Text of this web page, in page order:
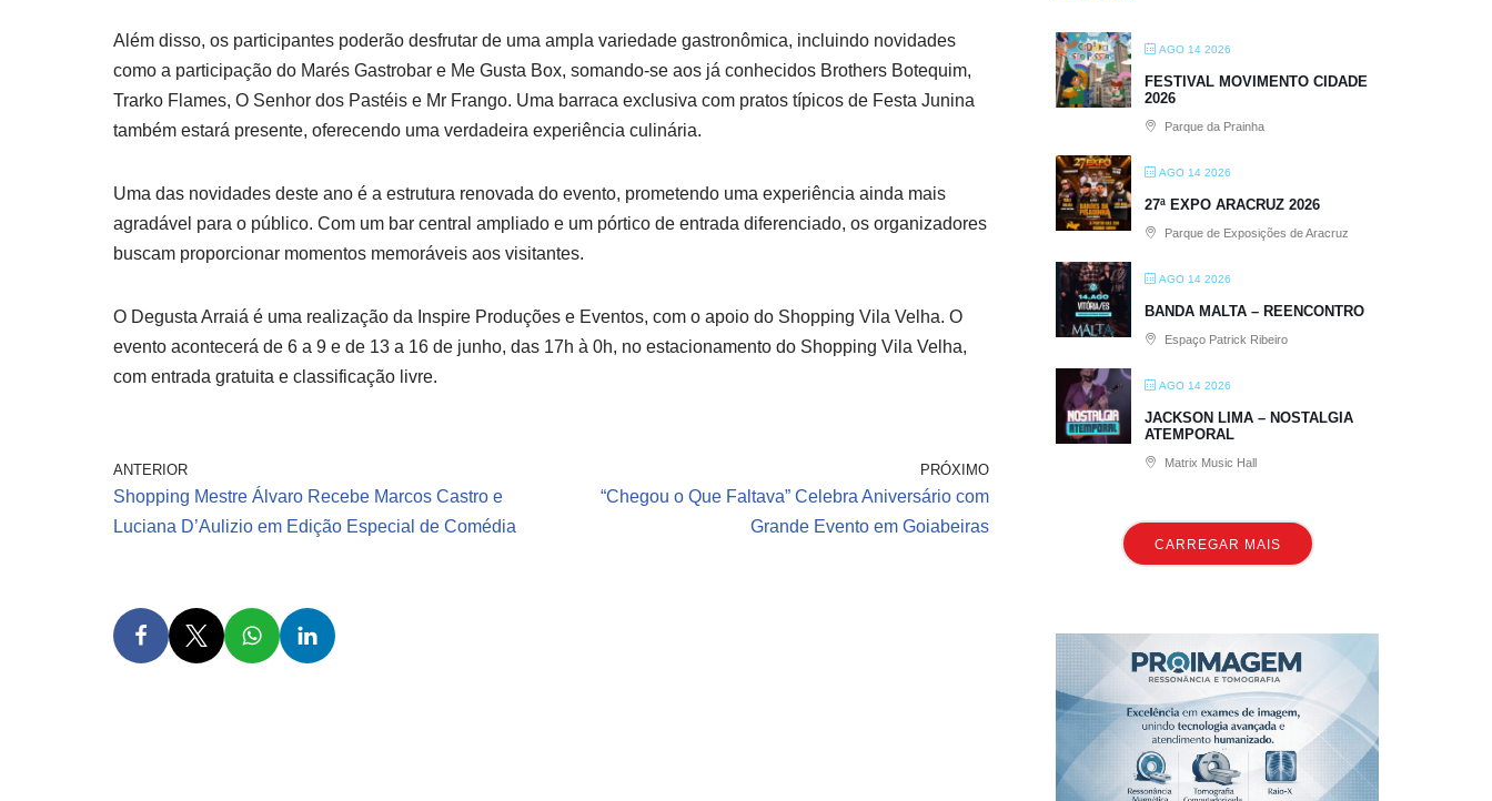
Além disso, os participantes poderão desfrutar de uma ampla variedade gastronômica, incluindo novidades
como a participação do Marés Gastrobar e Me Gusta Box, somando-se aos já conhecidos Brothers Botequim,
Trarko Flames, O Senhor dos Pastéis e Mr Frango. Uma barraca exclusiva com pratos típicos de Festa Junina
também estará presente, oferecendo uma verdadeira experiência culinária.
Uma das novidades deste ano é a estrutura renovada do evento, prometendo uma experiência ainda mais
agradável para o público. Com um bar central ampliado e um pórtico de entrada diferenciado, os organizadores
buscam proporcionar momentos memoráveis aos visitantes.
O Degusta Arraiá é uma realização da Inspire Produções e Eventos, com o apoio do Shopping Vila Velha. O
evento acontecerá de 6 a 9 e de 13 a 16 de junho, das 17h à 0h, no estacionamento do Shopping Vila Velha,
com entrada gratuita e classificação livre.
ANTERIOR
Shopping Mestre Álvaro Recebe Marcos Castro e
Luciana D’Aulizio em Edição Especial de Comédia
PRÓXIMO
“Chegou o Que Faltava” Celebra Aniversário com
Grande Evento em Goiabeiras
AGO 14 2026
FESTIVAL MOVIMENTO CIDADE
2026
Parque da Prainha
AGO 14 2026
27ª EXPO ARACRUZ 2026
Parque de Exposições de Aracruz
AGO 14 2026
BANDA MALTA – REENCONTRO
Espaço Patrick Ribeiro
AGO 14 2026
JACKSON LIMA – NOSTALGIA
ATEMPORAL
Matrix Music Hall
CARREGAR MAIS